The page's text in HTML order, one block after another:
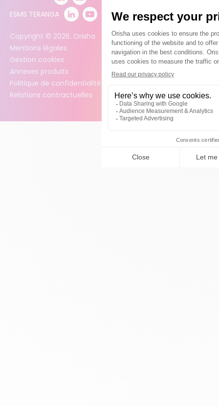
ESMS TERANGA
Copyright © 2026. Orisha
Mentions légales
Gestion cookies
Annexes produits
Politique de confidentialité des données
Relations contractuelles